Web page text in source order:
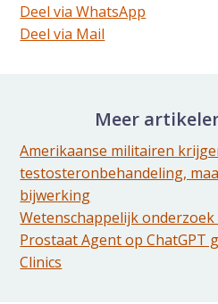
Deel via WhatsApp
Deel dit via Whatsapp
Deel via Mail
Meer
Amerikaanse militairen
testosteronbehandeling,
bijwerking
Wetenschappelijk onderzoek
Prostaat Agent op ChatGPT
Clinics